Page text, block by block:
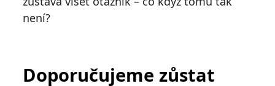
není?
Doporučujeme zůstat